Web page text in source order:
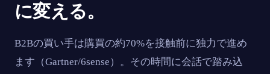
に変える。
B2Bの買い手は購買の約70%を接触前に独力で進め
ます（Gartner/6sense）。その時間に会話で踏み込